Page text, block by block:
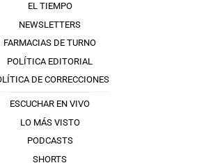
EL TIEMPO
NEWSLETTERS
FARMACIAS DE TURNO
POLÍTICA EDITORIAL
DE CORRECCIONES
ESCUCHAR EN VIVO
LO MÁS VISTO
PODCASTS
SHORTS